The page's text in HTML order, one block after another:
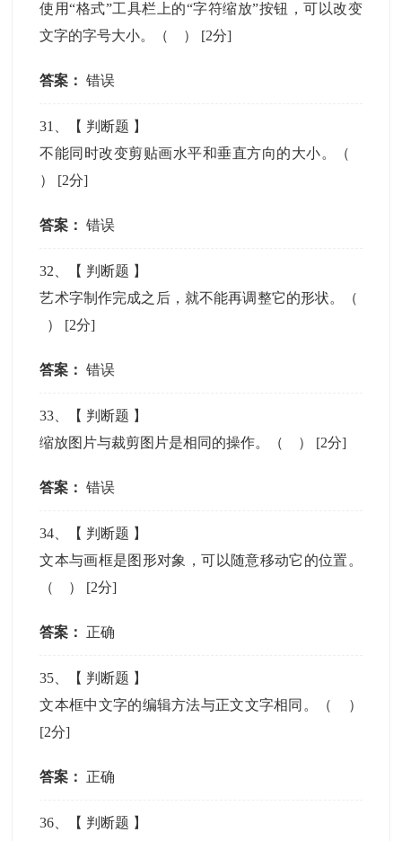
使用“格式”工具栏上的“字符缩放”按钮，可以改变
文字的字号大小。（ ） [2分]
答案： 错误
31 、【 判断题 】
不能同时改变剪贴画水平和垂直方向的大小。（
） [2分]
答案： 错误
32 、【 判断题 】
艺术字制作完成之后，就不能再调整它的形状。（
） [2分]
答案： 错误
33 、【 判断题 】
缩放图片与裁剪图片是相同的操作。（ ） [2分]
答案： 错误
34 、【 判断题 】
文本与画框是图形对象，可以随意移动它的位置。
（ ） [2分]
答案： 正确
35 、【 判断题 】
文本框中文字的编辑方法与正文文字相同。（ ）
[2分]
答案： 正确
36 、【 判断题 】